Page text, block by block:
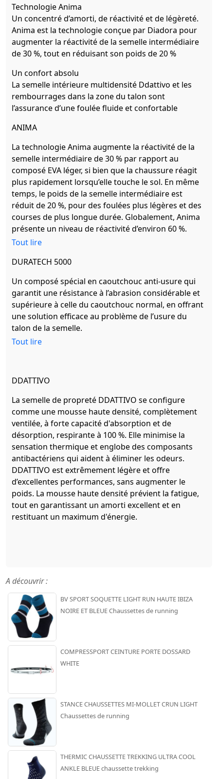
Technologie Anima
Un concentré d’amorti, de réactivité et de légèreté.
Anima est la technologie conçue par Diadora pour
augmenter la réactivité de la semelle intermédiaire
de 30 %, tout en réduisant son poids de 20 %
Un confort absolu
La semelle intérieure multidensité Ddattivo et les
rembourrages dans la zone du talon sont
l’assurance d’une foulée fluide et confortable
ANIMA
La technologie Anima augmente la réactivité de la
semelle intermédiaire de 30 % par rapport au
composé EVA léger, si bien que la chaussure réagit
plus rapidement lorsqu’elle touche le sol. En même
temps, le poids de la semelle intermédiaire est
réduit de 20 %, pour des foulées plus légères et des
courses de plus longue durée. Globalement, Anima
présente un niveau de réactivité d’environ 60 %.
Tout lire
DURATECH 5000
Un composé spécial en caoutchouc anti-usure qui
garantit une résistance à l’abrasion considérable et
supérieure à celle du caoutchouc normal, en offrant
une solution efficace au problème de l’usure du
talon de la semelle.
Tout lire
DDATTIVO
La semelle de propreté DDATTIVO se configure
comme une mousse haute densité, complètement
ventilée, à forte capacité d'absorption et de
désorption, respirante à 100 %. Elle minimise la
sensation thermique et englobe des composants
antibactériens qui aident à éliminer les odeurs.
DDATTIVO est extrêmement légère et offre
d’excellentes performances, sans augmenter le
poids. La mousse haute densité prévient la fatigue,
tout en garantissant un amorti excellent et en
restituant un maximum d'énergie.
A découvrir :
BV SPORT SOQUETTE LIGHT RUN HAUTE IBIZA
NOIRE ET BLEUE Chaussettes de running
COMPRESSPORT CEINTURE PORTE DOSSARD
WHITE
STANCE CHAUSSETTES MI-MOLLET CRUN LIGHT
Chaussettes de running
THERMIC CHAUSSETTE TREKKING ULTRA COOL
ANKLE BLEUE chaussette trekking